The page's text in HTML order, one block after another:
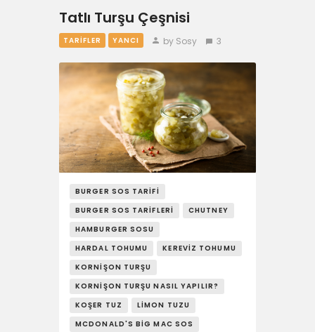
Tatlı Turşu Çeşnisi
TARIFLER YANCI by Sosy 3
BURGER SOS TARIFI
BURGER SOS TARIFLERI
CHUTNEY
HAMBURGER SOSU
HARDAL TOHUMU
KEREVIZ TOHUMU
KORNIŞON TURŞU
KORNIŞON TURŞU NASIL YAPILIR?
KOŞER TUZ
LIMON TUZU
MCDONALD'S BIG MAC SOS